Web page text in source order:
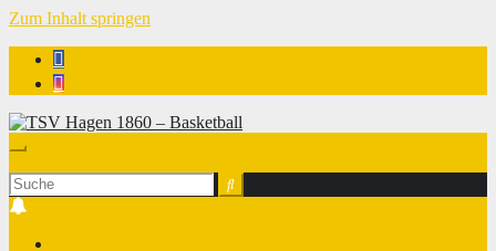
Zum Inhalt springen